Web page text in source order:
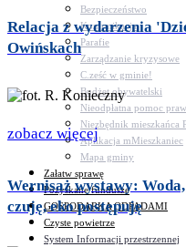
Bezpieczeństwo
Komunikacja
Parafie
Zarządzanie kryzysowe
C.ześć w gminie!
Budżet obywatelski
Nieodpłatna pomoc
Niezbędnik mieszkańca
Aplikacja mMieszkaniec
Mapa gminy
Załatw sprawę
Pozyskane fundusze
GOSPODARKA ODPADAMI
Czyste powietrze
System Informacji przestrzennej
Relacja z wydarzenia
Owińskach
zobacz więcej
Wernisaż wystawy:
czuję, eko postępuję